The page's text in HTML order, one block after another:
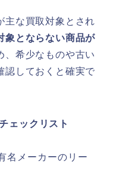
主な買取対象とされ
象とならない商品が
、希少なものや古い
認しておくと確実で
ェックリスト
名メーカーのリー